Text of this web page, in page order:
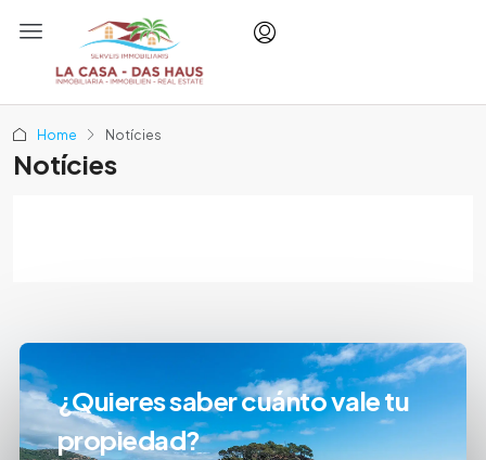
Home Notícies
Notícies
¿Quieres saber cuánto vale tu
propiedad?